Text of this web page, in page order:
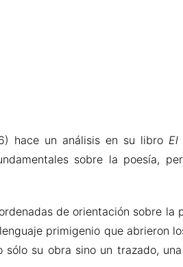
hace un análisis en su libroEl
sobre la poesía,
de orientación sobre la
primigenio que abrieron
su obra sino un trazado,